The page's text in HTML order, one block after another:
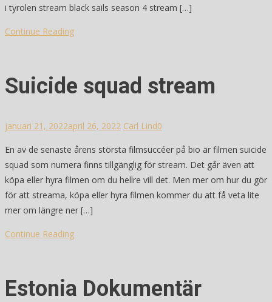
i tyrolen stream black sails season 4 stream […]
Continue Reading
Suicide squad stream
januari 21, 2022april 26, 2022 Carl Lind0
En av de senaste årens största filmsuccéer på bio är filmen suicide
squad som numera finns tillgänglig för stream. Det går även att
köpa eller hyra filmen om du hellre vill det. Men mer om hur du gör
för att streama, köpa eller hyra filmen kommer du att få veta lite
mer om längre ner […]
Continue Reading
Estonia Dokumentär